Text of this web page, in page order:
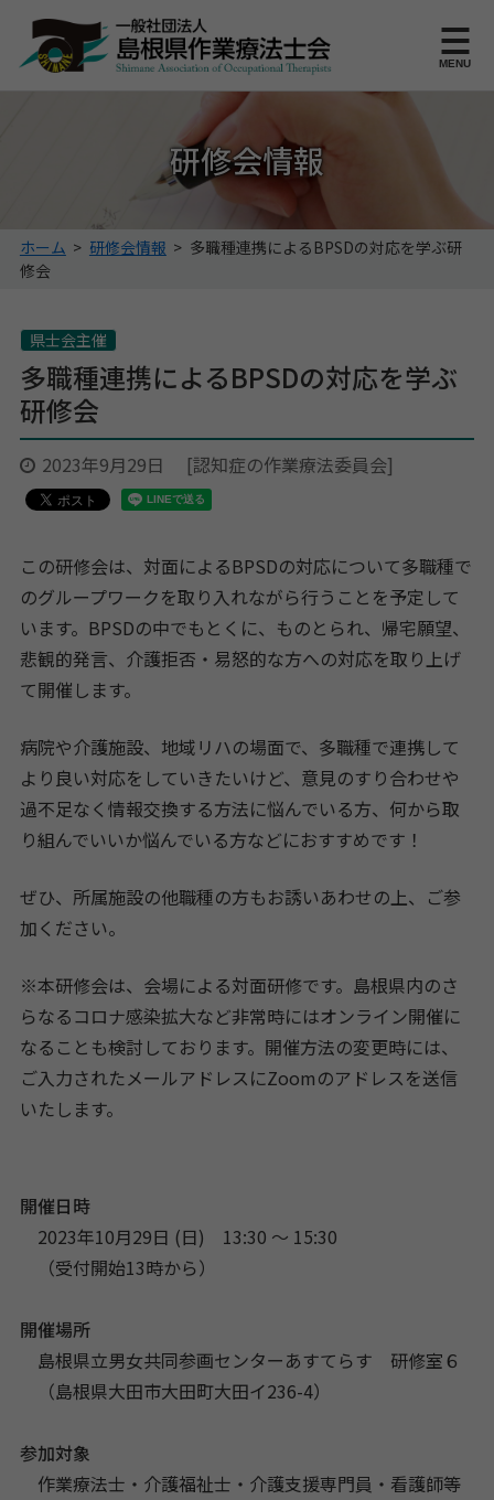
このページの本文へ
MENU
研修会情報
こ
の
ジ
の
位
置:
ホーム > 研修会情報 > 多職種連携によるBPSDの対応を学ぶ研
修会
県士会主催
多職種連携によるBPSDの対応を学ぶ
研修会
2023年9月29日 [認知症の作業療法委員会]
この研修会は、対面によるBPSDの対応について多職種で
のグループワークを取り入れながら行うことを予定して
います。BPSDの中でもとくに、ものとられ、帰宅願望、
悲観的発言、介護拒否・易怒的な方への対応を取り上げ
て開催します。
病院や介護施設、地域リハの場面で、多職種で連携して
より良い対応をしていきたいけど、意見のすり合わせや
過不足なく情報交換する方法に悩んでいる方、何から取
り組んでいいか悩んでいる方などにおすすめです！
ぜひ、所属施設の他職種の方もお誘いあわせの上、ご参
加ください。
※本研修会は、会場による対面研修です。島根県内のさ
らなるコロナ感染拡大など非常時にはオンライン開催に
なることも検討しております。開催方法の変更時には、
ご入力されたメールアドレスにZoomのアドレスを送信
いたします。
開催日時
2023年10月29日 (日) 13:30 〜 15:30
（受付開始13時から）
開催場所
島根県立男女共同参画センターあすてらす 研修室６
（島根県大田市大田町大田イ236-4）
参加対象
作業療法士・介護福祉士・介護支援専門員・看護師等